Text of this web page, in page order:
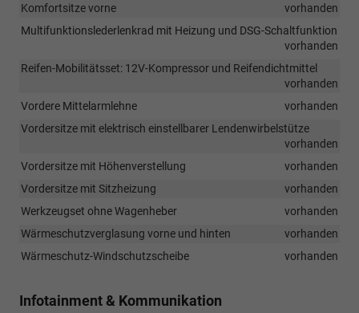
Komfortsitze vorne
vorhanden
Multifunktionslederlenkrad mit Heizung und DSG-Schaltfunktion
vorhanden
Reifen-Mobilitätsset: 12V-Kompressor und Reifendichtmittel
vorhanden
Vordere Mittelarmlehne
vorhanden
Vordersitze mit elektrisch einstellbarer Lendenwirbelstütze
vorhanden
Vordersitze mit Höhenverstellung
vorhanden
Vordersitze mit Sitzheizung
vorhanden
Werkzeugset ohne Wagenheber
vorhanden
Wärmeschutzverglasung vorne und hinten
vorhanden
Wärmeschutz-Windschutzscheibe
vorhanden
Infotainment & Kommunikation